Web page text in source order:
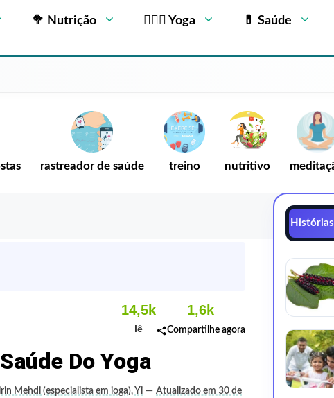
🥦 Nutrição 🧘🏻‍♂️ Yoga 💊 Saúde
rastreador de saúde treino nutritivo
14,5k
lê
1,6k
Compartilhe agora
Do Yoga
Mehdi (especialista em ioga), Yi — Atualizado em 30 de